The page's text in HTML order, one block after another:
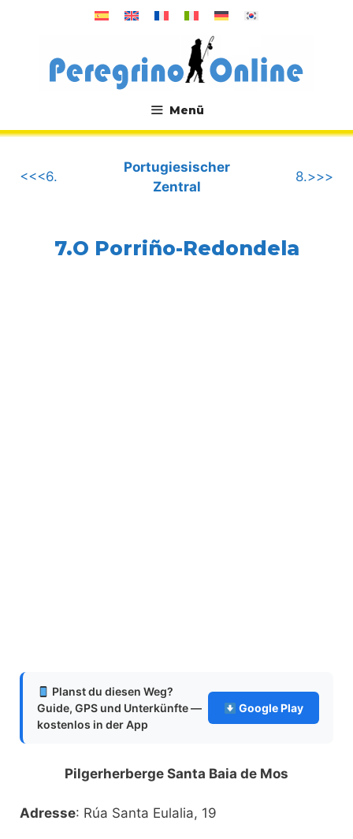
Menü
.
<<<6.
Portugiesischer
Zentral
8.>>>
7.O Porriño-Redondela
Planst du diesen Weg?
Guide, GPS und Unterkünfte —
kostenlos in der App
Google Play
Pilgerherberge Santa Baia de Mos
Adresse: Rúa Santa Eulalia, 19